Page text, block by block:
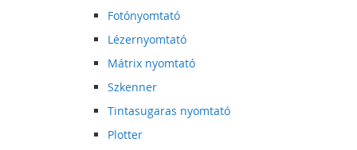
Fotónyomtató
Lézernyomtató
Mátrix nyomtató
Szkenner
Tintasugaras nyomtató
Plotter